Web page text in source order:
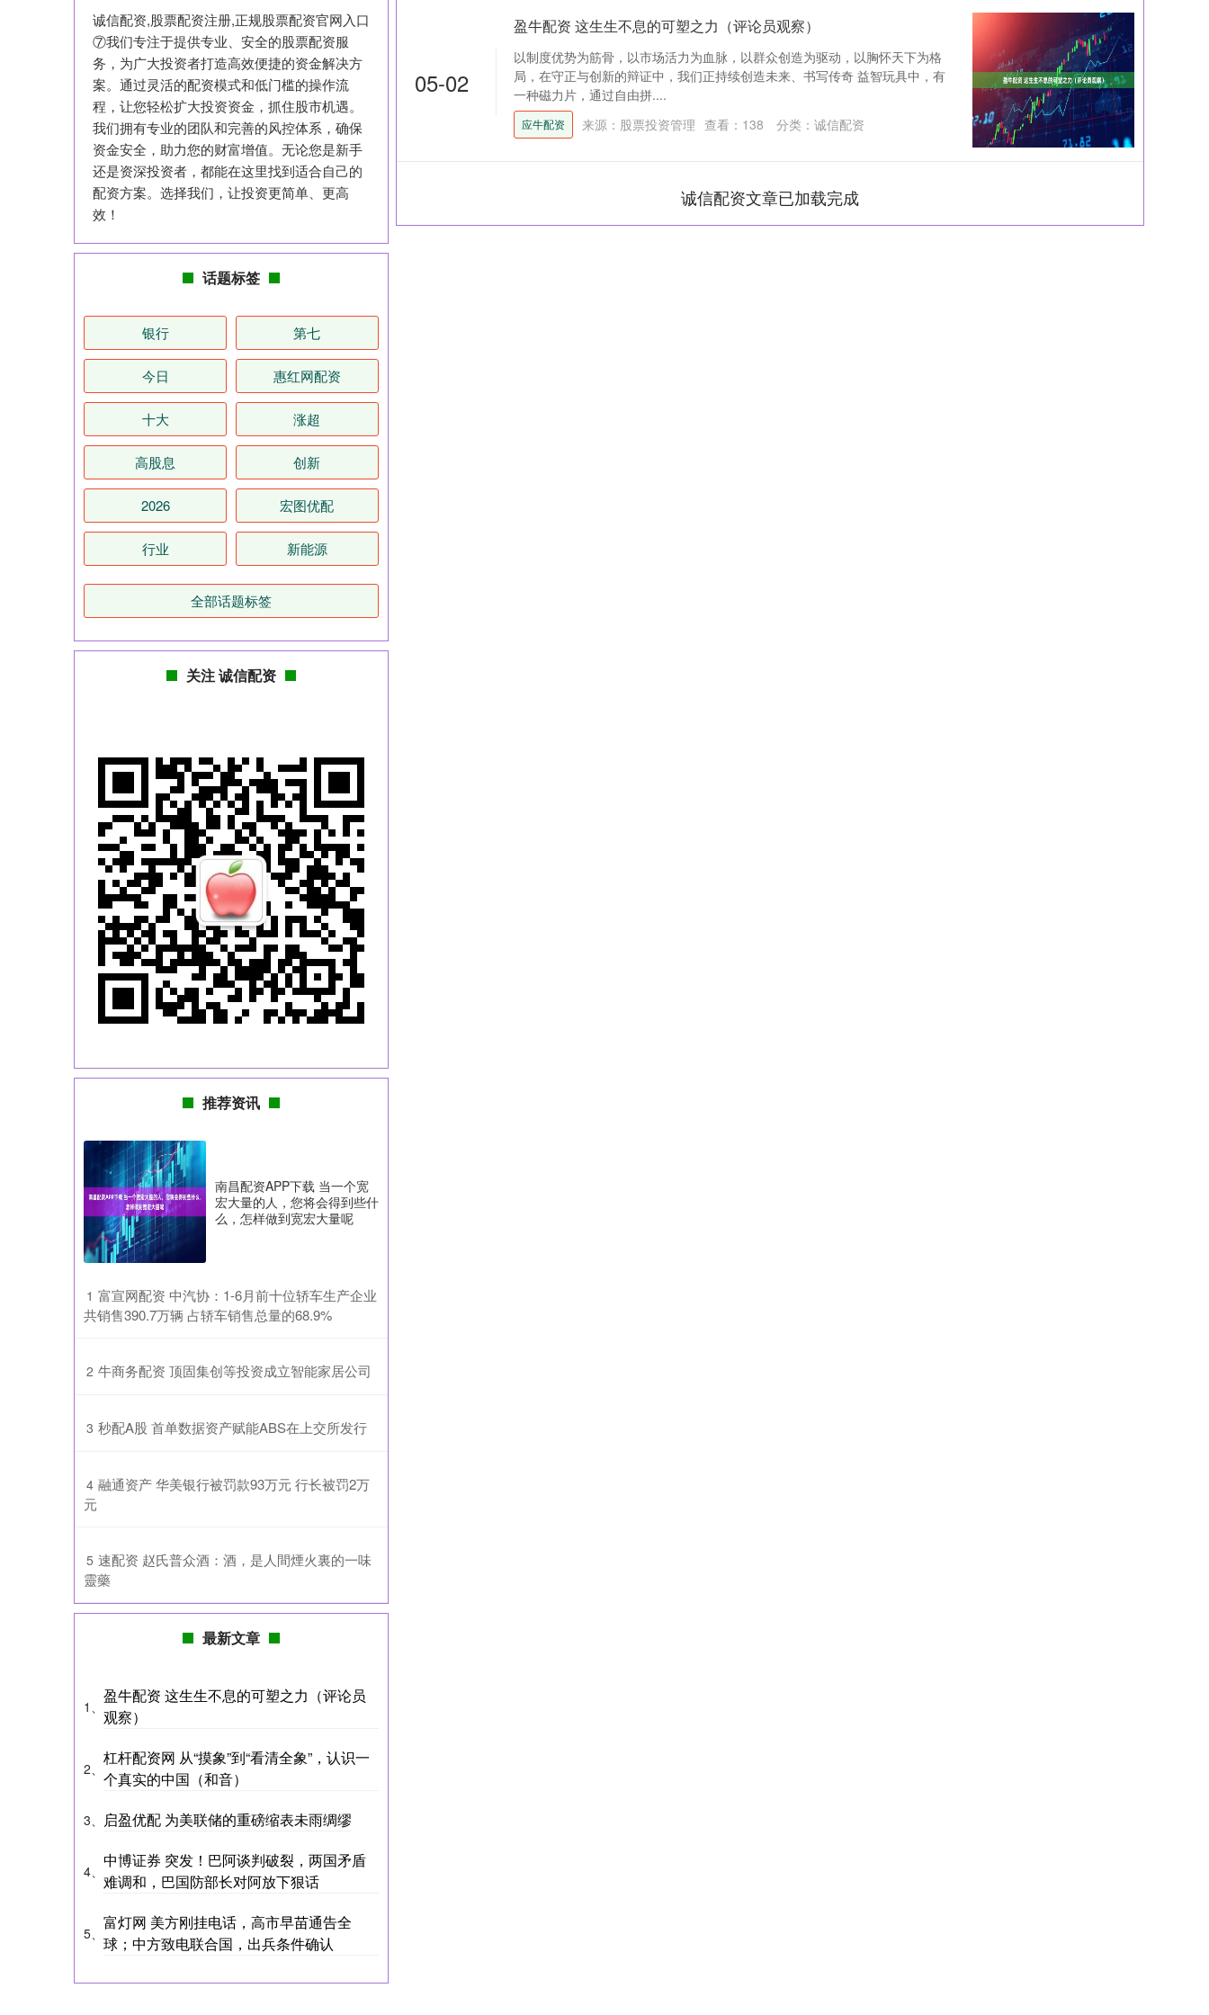
05-02
盈牛配资 这生生不息的可塑之力（评论员观察）
以制度优势为筋骨，以市场活力为血脉，以群众创造为驱动，以胸怀天下为格
局，在守正与创新的辩证中，我们正持续创造未来、书写传奇 益智玩具中，有
一种磁力片，通过自由拼....
应牛配资 来源：股票投资管理 查看： 138 分类： 诚信配资
诚信配资文章已加载完成
诚信配资,股票配资注册,正规股票配资官网入口
⑦我们专注于提供专业、安全的股票配资服
务，为广大投资者打造高效便捷的资金解决方
案。通过灵活的配资模式和低门槛的操作流
程，让您轻松扩大投资资金，抓住股市机遇。
我们拥有专业的团队和完善的风控体系，确保
资金安全，助力您的财富增值。无论您是新手
还是资深投资者，都能在这里找到适合自己的
配资方案。选择我们，让投资更简单、更高
效！
话题标签
银行 第七
今日 惠红网配资
十大 涨超
高股息 创新
2026 宏图优配
行业 新能源
全部话题标签
关注 诚信配资
推荐资讯
南昌配资APP下载 当一个宽
宏大量的人，您将会得到些什
么，怎样做到宽宏大量呢
1 ​富宣网配资 中汽协：1-6月前十位轿车生产企业
共销售390.7万辆 占轿车销售总量的68.9%
2 ​牛商务配资 顶固集创等投资成立智能家居公司
3 ​秒配A股 首单数据资产赋能ABS在上交所发行
4 ​融通资产 华美银行被罚款93万元 行长被罚2万
元
5 ​速配资 赵氏普众酒：酒，是人間煙火裏的一味
靈藥
最新文章
1、
盈牛配资 这生生不息的可塑之力（评论员
观察）
2、
杠杆配资网 从“摸象”到“看清全象”，认识一
个真实的中国（和音）
3、 启盈优配 为美联储的重磅缩表未雨绸缪
4、
中博证券 突发！巴阿谈判破裂，两国矛盾
难调和，巴国防部长对阿放下狠话
5、
富灯网 美方刚挂电话，高市早苗通告全
球；中方致电联合国，出兵条件确认